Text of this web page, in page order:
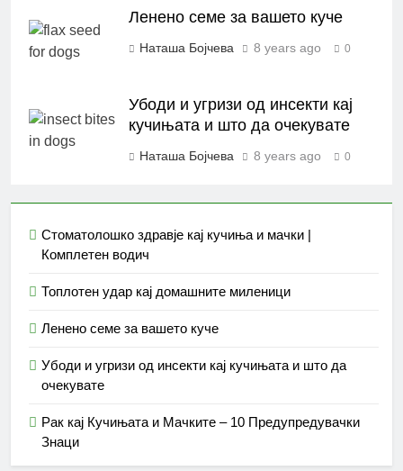
Ленено семе за вашето куче
Наташа Бојчева 8 years ago 0
Убоди и угризи од инсекти кај
кучињата и што да очекувате
Наташа Бојчева 8 years ago 0
Стоматолошко здравје кај кучиња и мачки |
Комплетен водич
Топлотен удар кај домашните миленици
Ленено семе за вашето куче
Убоди и угризи од инсекти кај кучињата и што да
очекувате
Рак кај Кучињата и Мачките – 10 Предупредувачки
Знаци